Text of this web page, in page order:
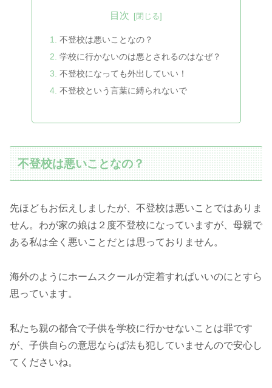
目次
不登校は悪いことなの？
学校に行かないのは悪とされるのはなぜ？
不登校になっても外出していい！
不登校という言葉に縛られないで
不登校は悪いことなの？
先ほどもお伝えしましたが、不登校は悪いことではありま
せん。わが家の娘は２度不登校になっていますが、母親で
ある私は全く悪いことだとは思っておりません。
海外のようにホームスクールが定着すればいいのにとすら
思っています。
私たち親の都合で子供を学校に行かせないことは罪です
が、子供自らの意思ならば法も犯していませんので安心し
てくださいね。